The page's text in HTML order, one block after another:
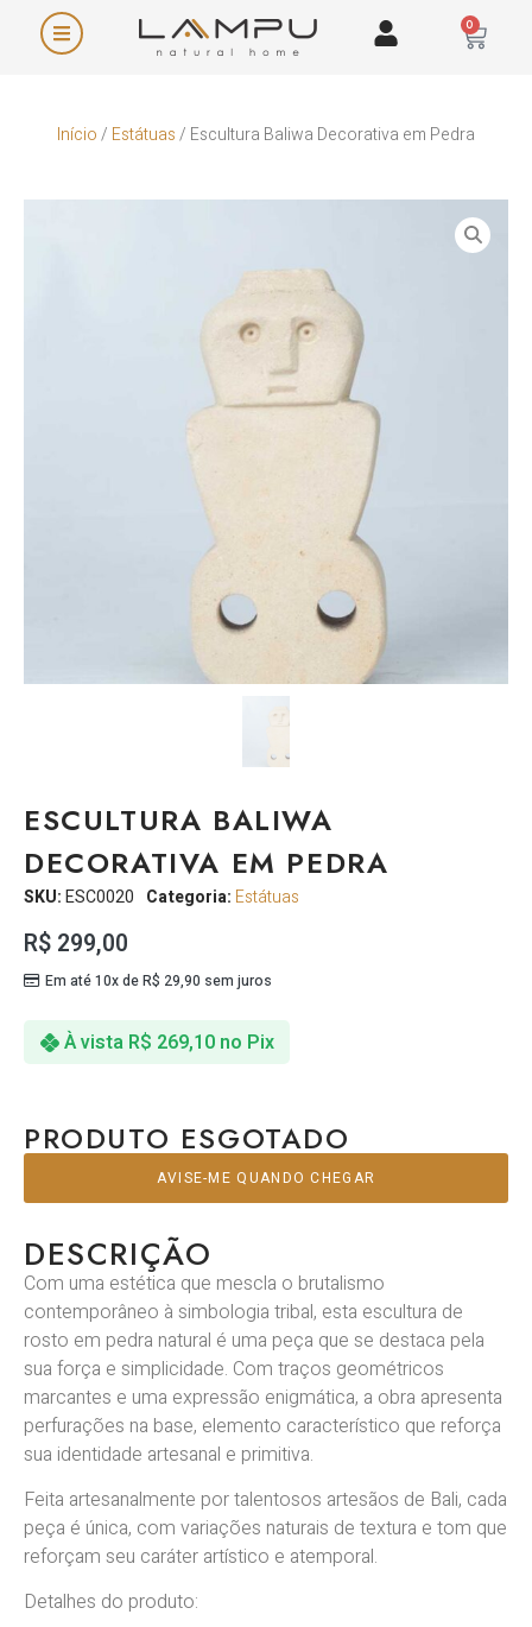
0
Início/ Estátuas/ Escultura Baliwa Decorativa em Pedra
ESCULTURA BALIWA
DECORATIVA EM PEDRA
SKU:ESC0020 Categoria: Estátuas
R$ 299,00
Em até 10x deR$ 29,90 sem juros
À vista R$ 269,10 no Pix
PRODUTO ESGOTADO
AVISE-ME QUANDO CHEGAR
DESCRIÇÃO
Com uma estética que mescla o brutalismo
contemporâneo à simbologia tribal, esta escultura de
rosto em pedra natural é uma peça que se destaca pela
sua força e simplicidade. Com traços geométricos
marcantes e uma expressão enigmática, a obra apresenta
perfurações na base, elemento característico que reforça
sua identidade artesanal e primitiva.
Feita artesanalmente por talentosos artesãos de Bali, cada
peça é única, com variações naturais de textura e tom que
reforçam seu caráter artístico e atemporal.
Detalhes do produto: